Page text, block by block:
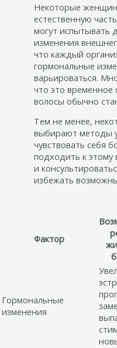
Некоторые
естественную
могут испытывать
изменения
что каждый
гормональные
варьироваться.
что это временное
волосы обычно
Тем не менее,
выбирают методы
чувствовать себя
подходить к этому
и
избежать
Фактор
Гормональные
изменения